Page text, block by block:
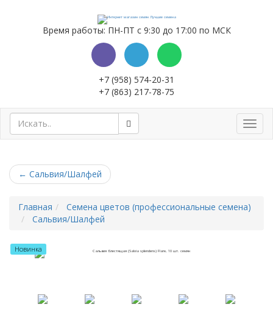
Время работы: ПН-ПТ с 9:30 до 17:00 по МСК
+7 (958) 574-20-31
+7 (863) 217-78-75
← Сальвия/Шалфей
Главная
Семена цветов (профессиональные семена)
Сальвия/Шалфей
Новинка